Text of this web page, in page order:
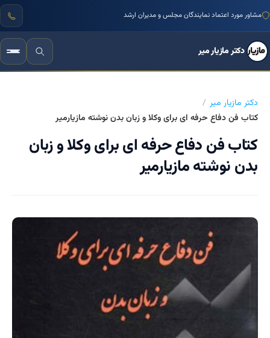
مشاور مورد اعتماد نمایندگان مجلس و مدیران ارشد
دکتر مازیار میر
دکتر مازیار میر
کتاب فن دفاع حرفه ای برای وکلا و زبان بدن نوشته مازیارمیر
کتاب فن دفاع حرفه ای برای وکلا و زبان
بدن نوشته مازیارمیر